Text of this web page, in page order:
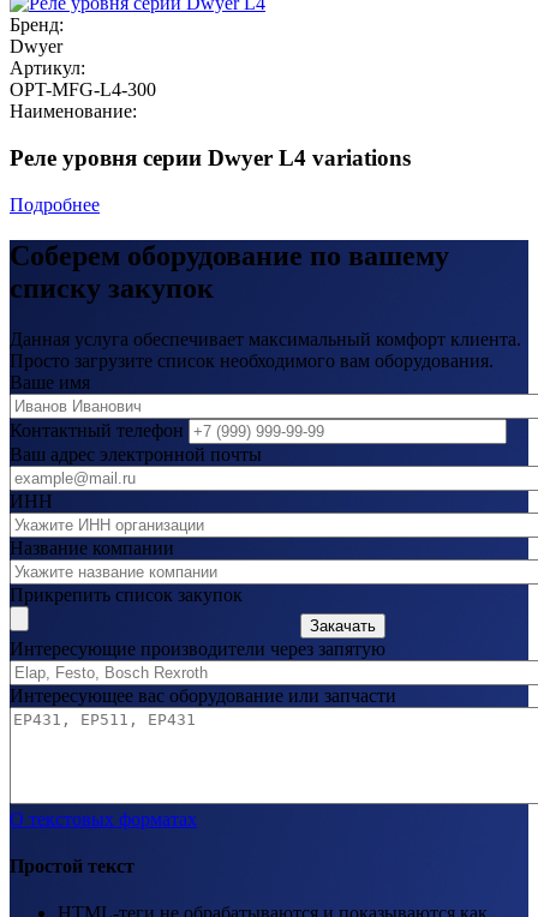
Бренд:
Dwyer
Артикул:
OPT-MFG-L4-300
Наименование:
Реле уровня серии Dwyer L4 variations
Подробнее
Соберем оборудование по вашему
списку закупок
Данная услуга обеспечивает максимальный комфорт клиента.
Просто загрузите список необходимого вам оборудования.
Ваше имя
Контактный телефон
Ваш адрес электронной почты
ИНН
Название компании
Прикрепить список закупок
Закачать
Интересующие производители через запятую
Интересующее вас оборудование или запчасти
О текстовых форматах
Простой текст
HTML-теги не обрабатываются и показываются как